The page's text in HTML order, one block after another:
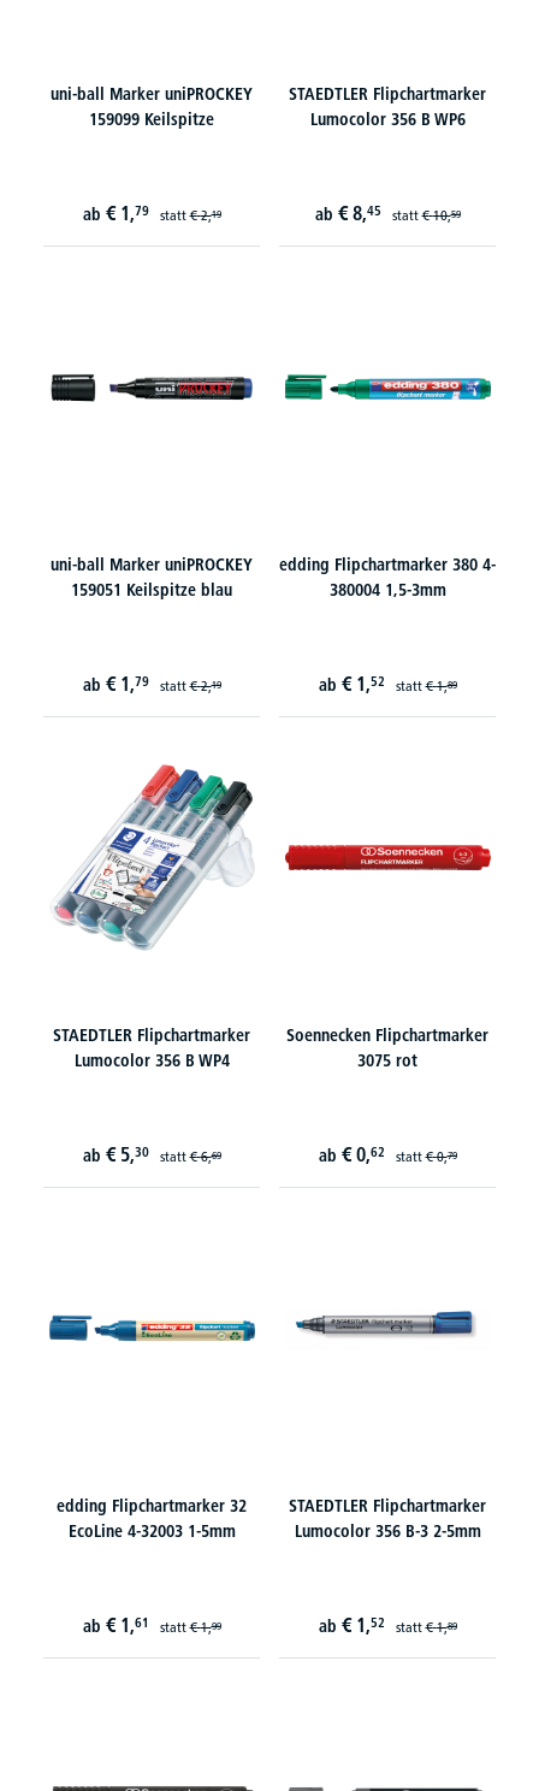
uni-ball Marker uniPROCKEY
159099 Keilspitze
ab € 1,79 statt€ 2,19
STAEDTLER Flipchartmarker
Lumocolor 356 B WP6
ab € 8,45 statt€ 10,59
uni-ball Marker uniPROCKEY
159051 Keilspitze blau
ab € 1,79 statt€ 2,19
edding Flipchartmarker 380 4-
380004 1,5-3mm
ab € 1,52 statt€ 1,89
STAEDTLER Flipchartmarker
Lumocolor 356 B WP4
ab € 5,30 statt€ 6,69
Soennecken Flipchartmarker
3075 rot
ab € 0,62 statt€ 0,79
edding Flipchartmarker 32
EcoLine 4-32003 1-5mm
ab € 1,61 statt€ 1,99
STAEDTLER Flipchartmarker
Lumocolor 356 B-3 2-5mm
ab € 1,52 statt€ 1,89